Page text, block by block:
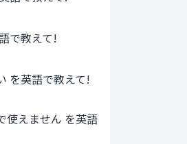
で教えて!
を英語で教えて!
使えません を英語